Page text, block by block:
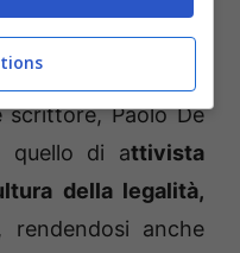
scrittore, Paolo De
quello di attivista
della legalità,
rendendosi anche